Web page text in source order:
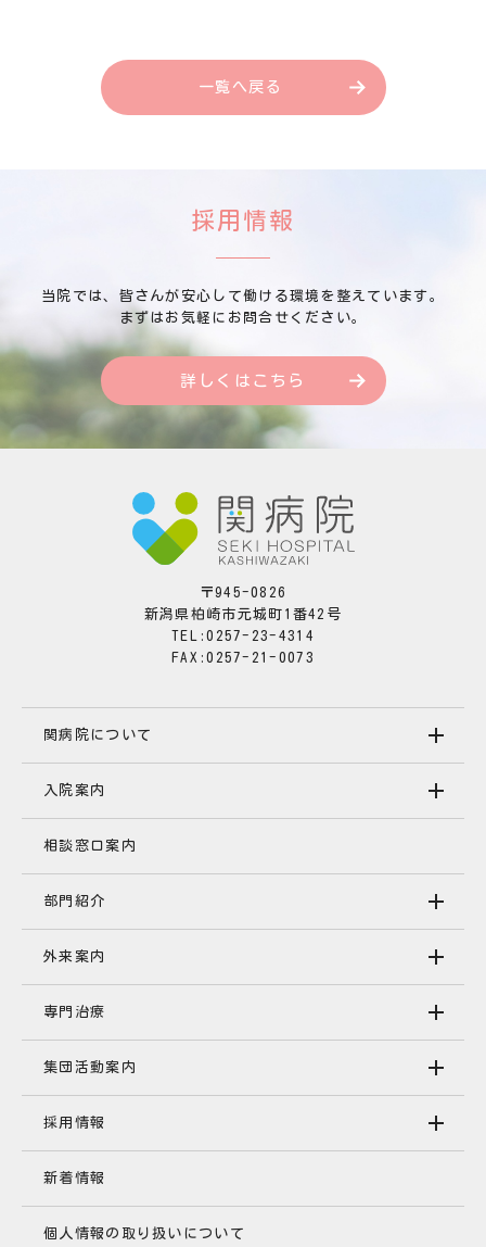
一覧へ戻る
採用情報
当院では、皆さんが安心して働ける環境を整えています。
まずはお気軽にお問合せください。
詳しくはこちら
〒945-0826
新潟県柏崎市元城町1番42号
TEL:0257-23-4314
FAX:0257-21-0073
関病院について
入院案内
相談窓口案内
部門紹介
外来案内
専門治療
集団活動案内
採用情報
新着情報
個人情報の取り扱いについて